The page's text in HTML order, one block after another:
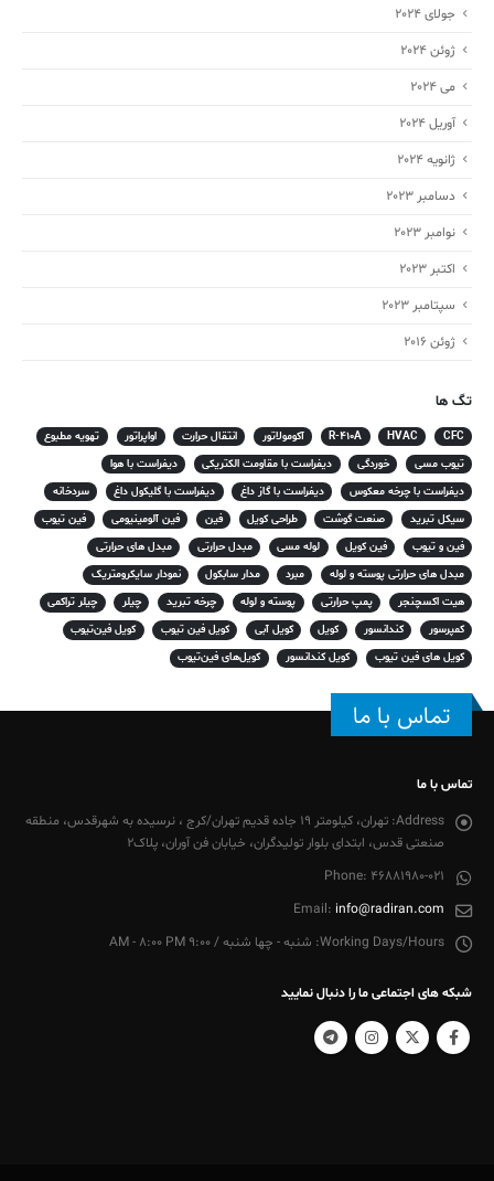
جولای 2024
ژوئن 2024
می 2024
آوریل 2024
ژانویه 2024
دسامبر 2023
نوامبر 2023
اکتبر 2023
سپتامبر 2023
ژوئن 2016
تگ ها
CFC
HVAC
R-410A آکومولاتور انتقال حرارت اواپراتور
تهویه مطبوع
تیوب مسی
خوردگی دیفراست با مقاومت الکتریکی
دیفراست با هوا
دیفراست با چرخه معکوس
دیفراست با گاز داغ دیفراست با گلیکول داغ
سردخانه
سیکل تبرید
صنعت گوشت طراحی کویل فین فین آلومینیومی
فین تیوب
فین و تیوب
فین کویل لوله مسی مبدل حرارتی
مبدل های حرارتی
مبدل های حرارتی پوسته و لوله
مبرد مدار سابکول
نمودار سایکرومتریک
هیت اکسچنجر
پمپ حرارتی پوسته و لوله چرخه تبرید چیلر
چیلر تراکمی
کمپرسور
کندانسور کویل کویل آبی کویل فین تیوب
کویل فین‌تیوب
کویل های فین تیوب
کویل کندانسور کویل‌های فین‌تیوب
تماس با ما
تماس با ما
Address:
تهران، کیلومتر 19 جاده قدیم تهران/کرج ، نرسیده به شهرقدس، منطقه
صنعتی قدس، ابتدای بلوار تولیدگران، خیابان فن آوران، پلاک2
Phone: 46881980-021
Email: info@radiran.com
Working Days/Hours: شنبه - چها شنبه / 9:00 AM - 8:00 PM
شبکه های اجتماعی ما را دنبال نمایید